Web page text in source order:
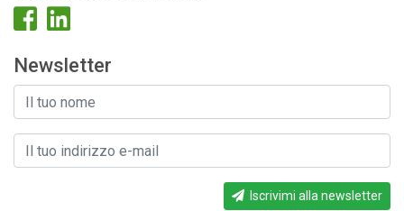
Newsletter
Iscrivimi alla newsletter